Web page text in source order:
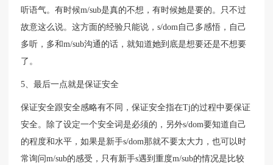
听语气。有时候m/sub是真的不想，有时候她是要的。只不过
故意这么说。这方面的经验只能说，s/dom自己多感悟，自己
多听，多和m/sub沟通的话，就知道她到底是想要还是不想要
了。
5、最后一点就是保证安全
保证安全跟安全感略有不同，保证安全指在Tj的过程中要保证
安全。除了设定一个安全词是必须的，另外s/dom要知道自己
的程度和水平，如果是新手s/dom那就不要太大力，也可以时
常询问m/sub的感受，只有新手s遇到重度m/sub的情况是比较